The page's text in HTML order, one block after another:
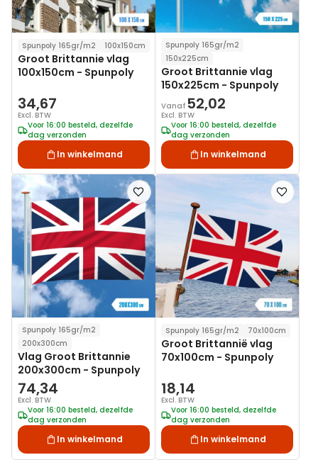
Spunpoly 165gr/m2 100x150cm
Groot Brittannie vlag
100x150cm - Spunpoly
34,67
Excl. BTW
Voor 16:00 besteld, dezelfde
dag verzonden
In winkelmand
Spunpoly 165gr/m2
150x225cm
Groot Brittannie vlag
150x225cm - Spunpoly
Vanaf 52,02
Excl. BTW
Voor 16:00 besteld, dezelfde
dag verzonden
In winkelmand
Voeg
toe
aan
verlanglijst
Spunpoly 165gr/m2
200x300cm
Vlag Groot Brittannie
200x300cm - Spunpoly
74,34
Excl. BTW
Voor 16:00 besteld, dezelfde
dag verzonden
In winkelmand
Voeg
toe
Spunpoly 165gr/m2 70x100cm
Groot Brittannië vlag
70x100cm - Spunpoly
18,14
Excl. BTW
Voor 16:00 besteld, dezelfde
dag verzonden
In winkelmand